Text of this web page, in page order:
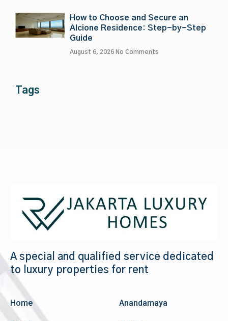
How to Choose and Secure an
Alcione Residence: Step-by-Step
Guide
August 6, 2026 No Comments
Tags
A special and qualified service dedicated
to luxury properties for rent
Home Anandamaya